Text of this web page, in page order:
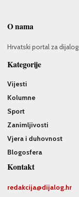
O nama
Hrvatski portal za dijalog
Kategorije
Vijesti
Kolumne
Sport
Zanimljivosti
Vjera i duhovnost
Blogosfera
Kontakt
redakcija@dijalog.hr